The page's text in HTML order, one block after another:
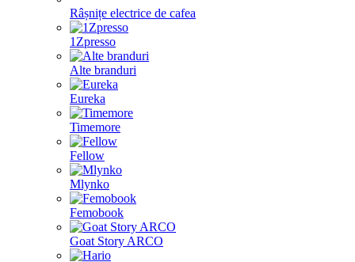
Râșnițe electrice de cafea
1Zpresso
Alte branduri
Eureka
Timemore
Fellow
Mlynko
Femobook
Goat Story ARCO